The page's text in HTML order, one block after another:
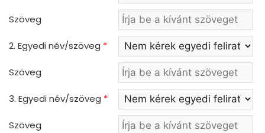
Szöveg
2. Egyedi név/szöveg *
Szöveg
3. Egyedi név/szöveg *
Szöveg